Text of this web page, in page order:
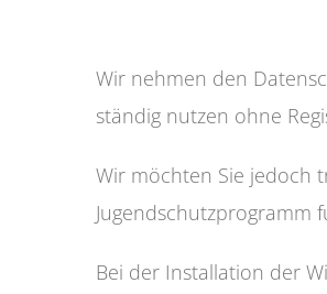
Wir nehmen den
ständig nutzen ohne
Wir möchten Sie jedoch
Jugendschutzprogramm
Bei der Installation der